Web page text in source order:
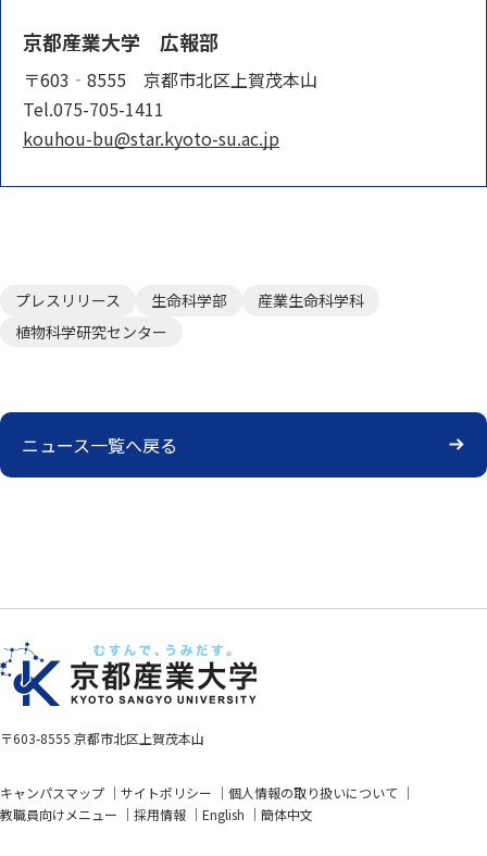
京都産業大学 広報部
〒603‐8555 京都市北区上賀茂本山
Tel.075-705-1411
kouhou-bu@star.kyoto-su.ac.jp
プレスリリース 生命科学部
産業生命科学科
植物科学研究センター
ニュース一覧へ戻る
〒603-8555 京都市北区上賀茂本山
キャンパスマップ サイトポリシー
個人情報の取り扱いについて
教職員向けメニュー
採用情報 English 簡体中文